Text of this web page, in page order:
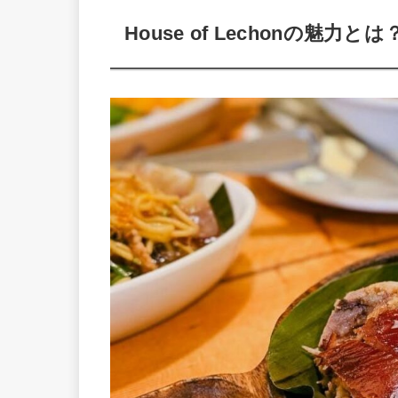
House of Lechonの魅力とは